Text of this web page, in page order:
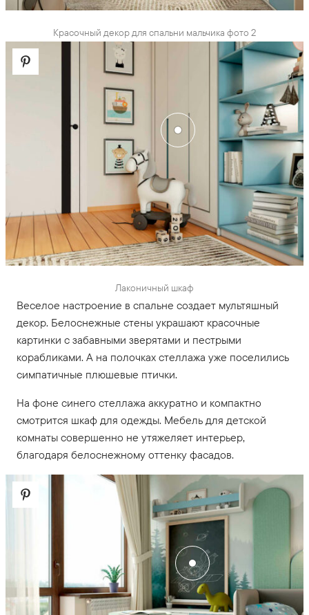
Красочный декор для спальни мальчика фото 2
Лаконичный шкаф
Веселое настроение в спальне создает мультяшный
декор. Белоснежные стены украшают красочные
картинки с забавными зверятами и пестрыми
корабликами. А на полочках стеллажа уже поселились
симпатичные плюшевые птички.
На фоне синего стеллажа аккуратно и компактно
смотрится шкаф для одежды. Мебель для детской
комнаты совершенно не утяжеляет интерьер,
благодаря белоснежному оттенку фасадов.